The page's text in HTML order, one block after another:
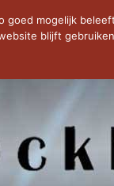
PRIDE OF
mogelijk
blijft